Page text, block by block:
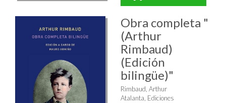
Obra completa "
(Arthur
Rimbaud)
(Edición
bilingüe)"
Rimbaud, Arthur
Atalanta, Ediciones